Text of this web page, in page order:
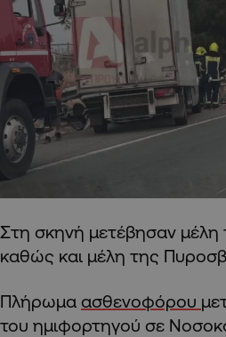
Στη σκηνή μετέβησαν μέλη
καθώς και μέλη της
Πλήρωμα ασθενοφόρου
του ημιφορτηγού σε